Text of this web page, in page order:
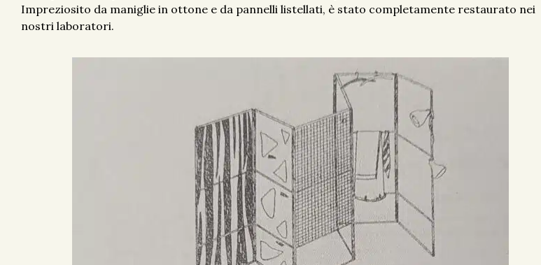
Impreziosito da maniglie in ottone e da pannelli listellati, è stato completamente restaurato nei
nostri laboratori.